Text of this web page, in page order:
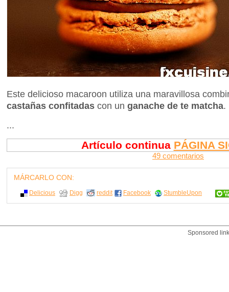
Este delicioso macaroon utiliza una maravillosa
castañas confitadas con un ganache de te matcha.
...
Artículo continua PÁGINA
49 comentarios
MÁRCARLO CON:
Delicious Digg reddit Facebook StumbleUpon
Sponsored